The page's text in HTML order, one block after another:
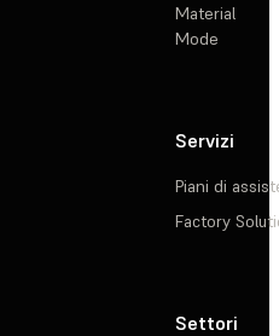
Material
Mode
Servizi
Piani di
Factory
Settori